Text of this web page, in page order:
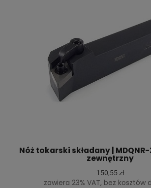
Nóż tokarski składany | MDQNR-
zewnętrzny
150,55 zł
zawiera 23% VAT, bez kosztów